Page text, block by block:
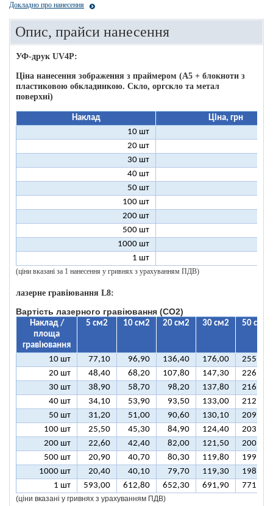
Докладно про нанесення
Опис, прайси нанесення
УФ-друк UV4P:
Ціна нанесення зображення з праймером (А5 + блокноти з
пластиковою обкладинкою. Скло, оргскло та метал
поверхні)
Наклад
Ціна, грн
10 шт
20 шт
30 шт
40 шт
50 шт
100 шт
200 шт
500 шт
1000 шт
1 шт
(ціни вказані за 1 нанесення у гривнях з урахуванням ПДВ)
лазерне гравіювання L8:
Вартість лазерного гравіювання (CO2)
Наклад /
площа
гравіювання
5 см2 10 см2 20 см2 30 см2 50 см2
10 шт 77,10 96,90 136,40 176,00
255,10
20 шт
48,40 68,20 107,80 147,30
226,50
30 шт
38,90 58,70 98,20 137,80
216,90
40 шт
34,10 53,90 93,50 133,00
212,10
50 шт
31,20 51,00 90,60 130,10
209,30
100 шт
25,50 45,30 84,90 124,40
203,50
200 шт
22,60 42,40 82,00 121,50
200,70
500 шт
20,90 40,70 80,30 119,80
199,00
1000 шт
20,40 40,10 79,70 119,30
198,40
1 шт
593,00 612,80 652,30 691,90 771,00
(ціни вказані у гривнях з урахуванням ПДВ)